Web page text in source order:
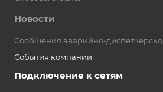
Новости
Сообщения аварийно-
События компании
Подключение к сетям